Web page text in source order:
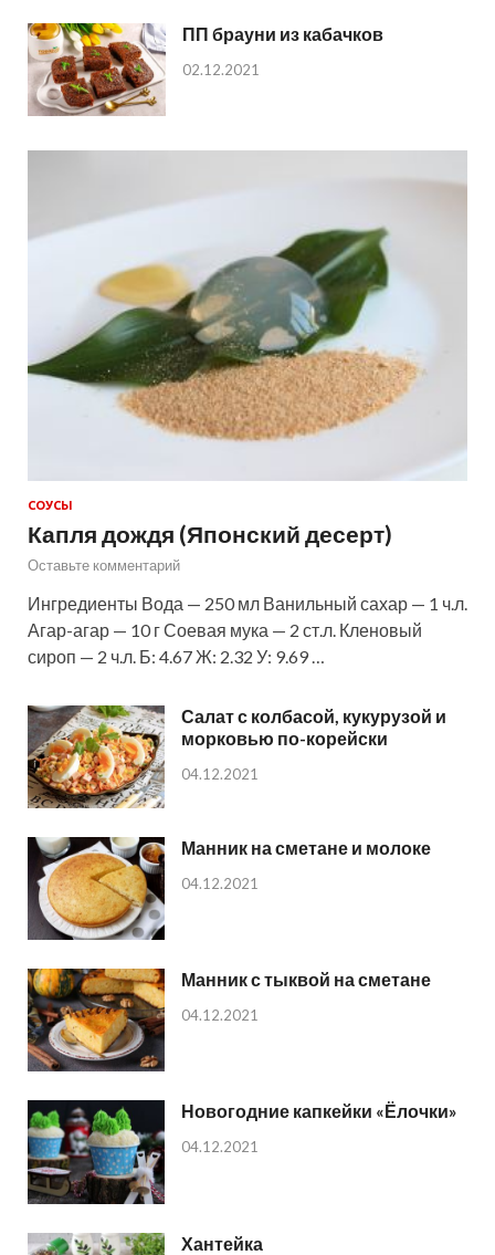
ПП брауни из кабачков
02.12.2021
СОУСЫ
Капля дождя (Японский десерт)
Оставьте комментарий
Ингредиенты Вода — 250 мл Ванильный сахар — 1 ч.л.
Агар-агар — 10 г Соевая мука — 2 ст.л. Кленовый
сироп — 2 ч.л. Б: 4.67 Ж: 2.32 У: 9.69 …
Салат с колбасой, кукурузой и
морковью по-корейски
04.12.2021
Манник на сметане и молоке
04.12.2021
Манник с тыквой на сметане
04.12.2021
Новогодние капкейки «Ёлочки»
04.12.2021
Хантейка